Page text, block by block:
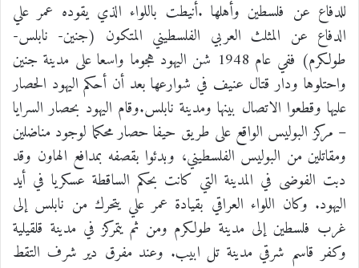
للدفاع عن فلسطين وأهلها .أنيطت باللواء الذي يقوده عمر علي
الدفاع عن المثلث العربي الفلسطيني المتكون (جنين- نابلس-
طولكرم) ففي عام 1948 شن اليهود هجوما واسعا على مدينة جنين
واحتلوها ودار قتال عنيف في شوارعها بعد أن أحكم اليهود الحصار
عليها وقطعوا الاتصال بينها ومدينة نابلس.وقام اليهود بحصار السرايا
– مركز البوليس الواقع على طريق حيفا حصار محكما لوجود مناضلين
ومقاتلين من البوليس الفلسطيني، وبدئوا بقصفه بمدافع الهاون وقد
دبت الفوضى في المدينة التي كانت بحكم الساقطة عسكريا في أيد
اليهود. وكان اللواء العراقي بقيادة عمر علي يتحرك من نابلس إلى
غرب فلسطين إلى مدينة طولكرم ومن ثم يتمركز في مدينة قلقيلية
وكفر قاسم شرقي مدينة تل ابيب. وعند مفرق دير شرف التقط